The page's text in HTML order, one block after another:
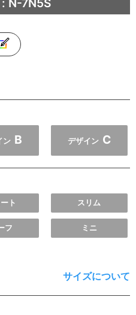
ン B デザイン C
ト スリム
フ ミニ
サイズについて